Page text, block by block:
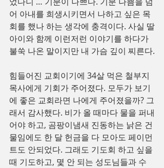
어 아내를 희생시키면서 나하고 싶은 목
회를 했나 하는 생각에 충격이다. 사실 딸
아이와 함께 이런저런 이야기를 하다가
불쑥 나온 말이지만 내 가슴 깊이 찌른다.
힘들어진 교회이기에 34살 먹은 철부지
목사에게 기회가 주어졌다. 모두가 보기
에 좋은 교회라면 나에게 주어졌을까? 그
래서 감사했다. 비가 올 때마다 물을 퍼내
어야 하고, 곰팡이냄새 진동하는 낡은 건
물임에도 한 달 헌금을 다 모아도 페이먼
트도 안되었다. 그래도 기도회 하고 싶을
때 기도하고, 몇 안 되는 성도님들과 수